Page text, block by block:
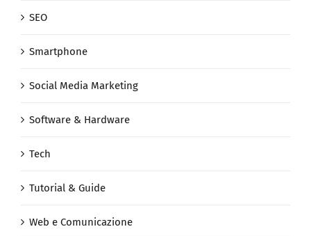
SEO
Smartphone
Social Media Marketing
Software & Hardware
Tech
Tutorial & Guide
Web e Comunicazione